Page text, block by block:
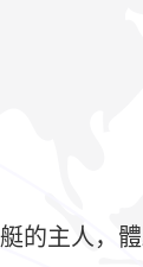
的主人，